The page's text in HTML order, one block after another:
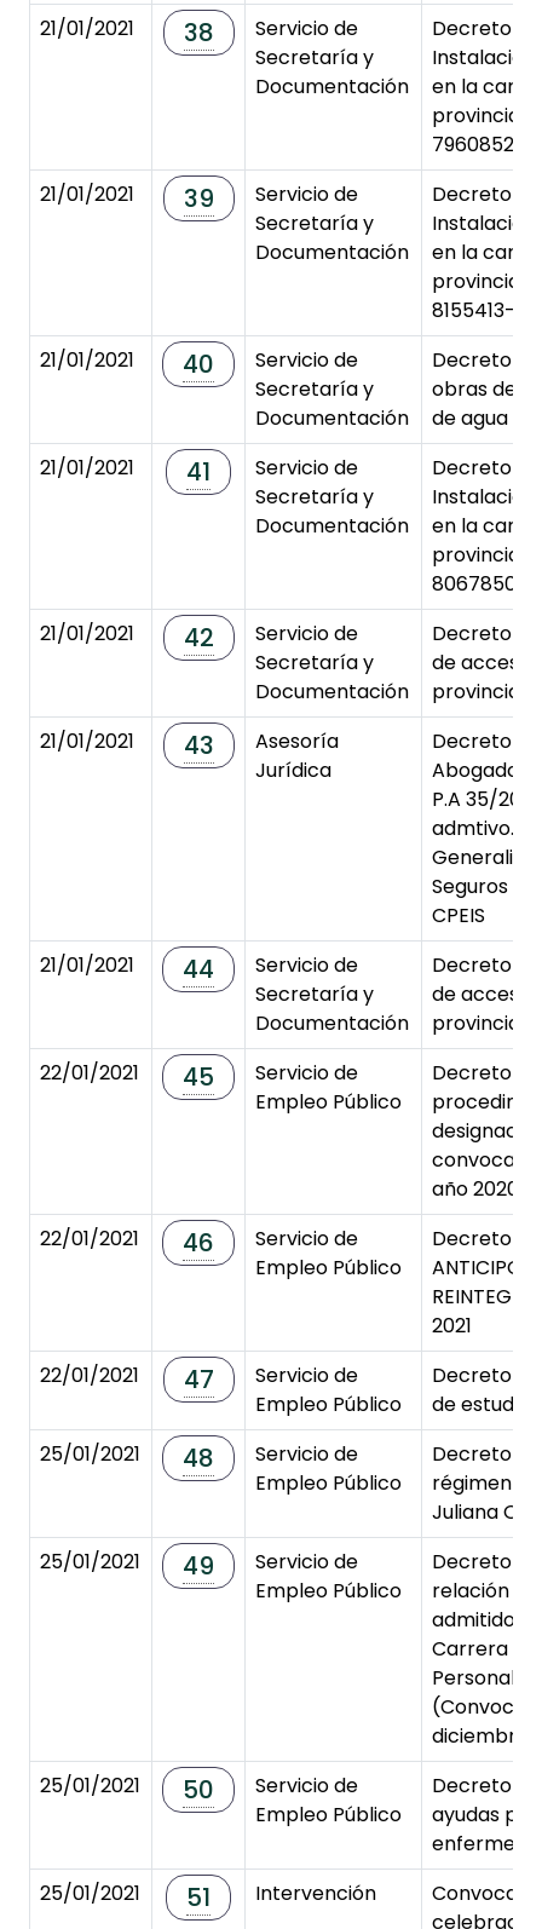
21/01/2021
38
Servicio de
Secretaría y
Documentación
Decreto
en la
provincial
7960852-
21/01/2021
39
Servicio de
Secretaría y
Documentación
Decreto
en la
provincial
8155413-
21/01/2021
40
Servicio de
Secretaría y
Documentación
Decreto
obras de
de agua en
21/01/2021
41
Servicio de
Secretaría y
Documentación
Decreto
en la
provincial
8067850-
21/01/2021
42
Servicio de
Secretaría y
Documentación
Decreto
de acceso
provincial
21/01/2021
43
Asesoría
Jurídica
Decreto
Abogado
P.A 35/
admtivo.
Generali
Seguros y
CPEIS
21/01/2021
44
Servicio de
Secretaría y
Documentación
Decreto
de acceso
provincial
22/01/2021
45
Servicio de
Empleo Público
Decreto
año 2020.
22/01/2021
46
Servicio de
Empleo Público
Decreto de
ANTICIPOS
2021
22/01/2021
47
Servicio de
Empleo Público
Decreto
de
25/01/2021
48
Servicio de
Empleo Público
Decreto
régimen
Juliana
25/01/2021
49
Servicio de
Empleo Público
Decreto
relación
admitidos
Carrera
Personal
diciembre
25/01/2021
50
Servicio de
Empleo Público
Decreto
ayudas
25/01/2021
51 Intervención